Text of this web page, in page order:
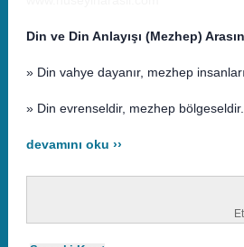
Din ve Din Anlayışı (Mezhep)
» Din vahye dayanır, mezhep
» Din evrenseldir, mezhep bölgeseldir.
devamını oku ››